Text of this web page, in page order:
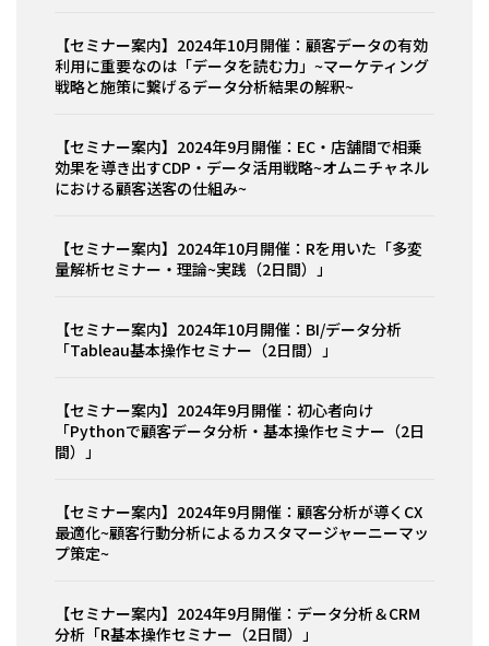
【セミナー案内】2024年10月開催：顧客データの有効
利用に重要なのは「データを読む力」~マーケティング
戦略と施策に繋げるデータ分析結果の解釈~
【セミナー案内】2024年9月開催：EC・店舗間で相乗
効果を導き出すCDP・データ活用戦略~オムニチャネル
における顧客送客の仕組み~
【セミナー案内】2024年10月開催：Rを用いた「多変
量解析セミナー・理論~実践（2日間）」
【セミナー案内】2024年10月開催：BI/データ分析
「Tableau基本操作セミナー（2日間）」
【セミナー案内】2024年9月開催：初心者向け
「Pythonで顧客データ分析・基本操作セミナー（2日
間）」
【セミナー案内】2024年9月開催：顧客分析が導くCX
最適化~顧客行動分析によるカスタマージャーニーマッ
プ策定~
【セミナー案内】2024年9月開催：データ分析＆CRM
分析「R基本操作セミナー（2日間）」